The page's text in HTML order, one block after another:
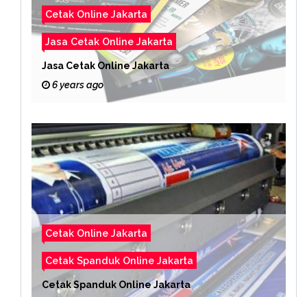
Cetak Online Jakarta
Jasa Cetak Online Jakarta
Jasa Cetak Online Jakarta
6 years ago
Cetak Online Jakarta
Cetak Spanduk Online Jakarta
Cetak Spanduk Online Jakarta